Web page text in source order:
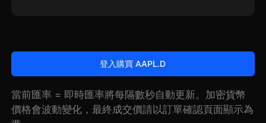
登入購買 AAPL.D
當前匯率 = 即時匯率將每隔數秒自動更新。加密貨幣
價格會波動變化，最終成交價請以訂單確認頁面顯示為